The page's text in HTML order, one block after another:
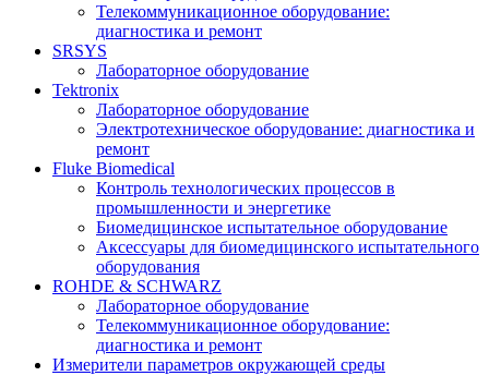
Телекоммуникационное оборудование:
диагностика и ремонт
SRSYS
Лабораторное оборудование
Tektronix
Лабораторное оборудование
Электротехническое оборудование: диагностика и
ремонт
Fluke Biomedical
Контроль технологических процессов в
промышленности и энергетике
Биомедицинское испытательное оборудование
Аксессуары для биомедицинского испытательного
оборудования
ROHDE & SCHWARZ
Лабораторное оборудование
Телекоммуникационное оборудование:
диагностика и ремонт
Измерители параметров окружающей среды